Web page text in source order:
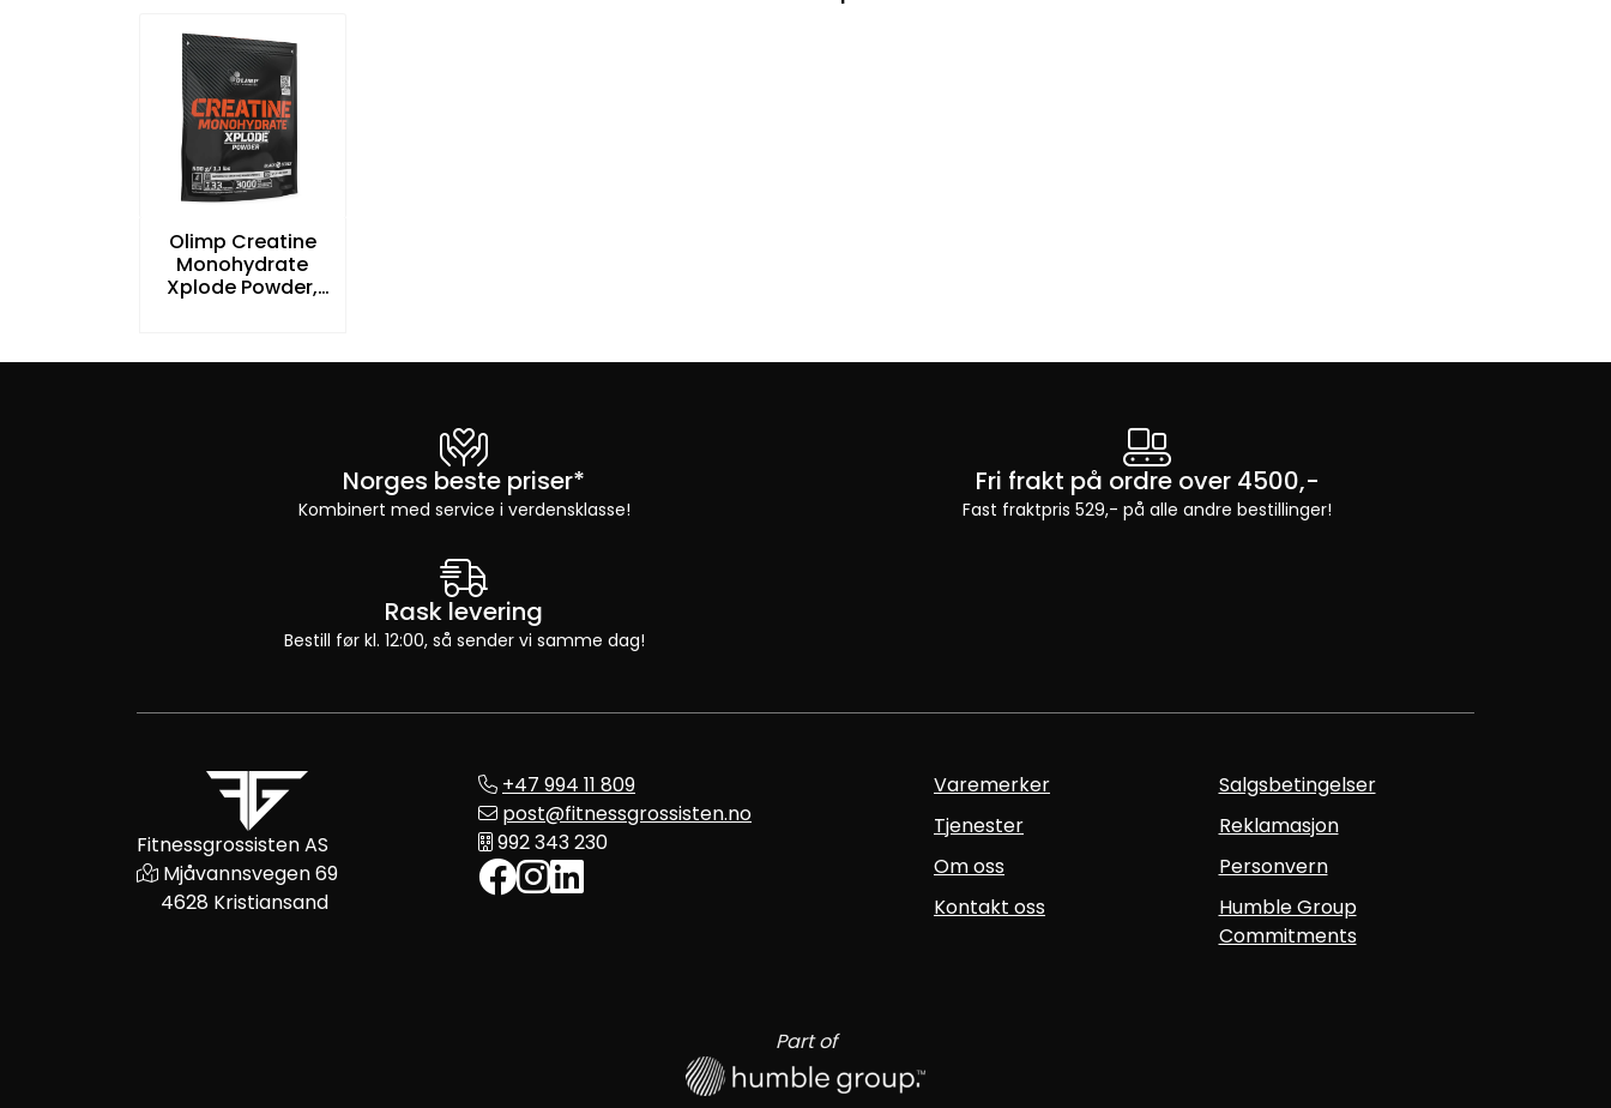
Olimp Creatine
Monohydrate
Xplode Powder,
Norges beste priser*
Kombinert med service i verdensklasse!
Fri frakt på ordre over 4500,-
Fast fraktpris 529,- på alle andre bestillinger!
Rask levering
Bestill før kl. 12:00, så sender vi samme dag!
Fitnessgrossisten AS
Mjåvannsvegen 69
4628 Kristiansand
+47 994 11 809
post@fitnessgrossisten.no
992 343 230
Varemerker
Tjenester
Om oss
Kontakt oss
Salgsbetingelser
Reklamasjon
Personvern
Humble Group
Commitments
Part of